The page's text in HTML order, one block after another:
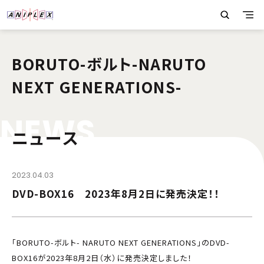
BORUTO-ボルト-NARUTO
NEXT GENERATIONS-
NEWS
ニュース
2023.04.03
DVD-BOX16 2023年8月2日に発売決定！！
「BORUTO-ボルト- NARUTO NEXT GENERATIONS」のDVD-
BOX16が2023年8月2日（水）に発売決定しました！